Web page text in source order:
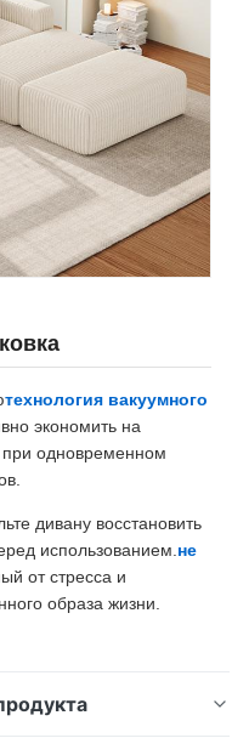
технология вакуумного
экономить на
при одновременном
дивану восстановить
использованием. не
от стресса и
образа жизни.